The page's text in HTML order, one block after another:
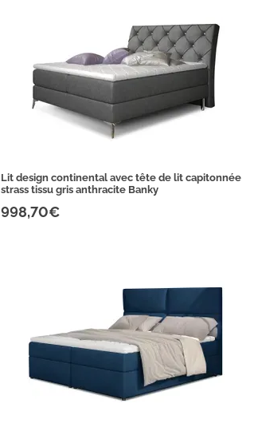
Lit design continental avec tête de lit capitonnée
strass tissu gris anthracite Banky
998,70€